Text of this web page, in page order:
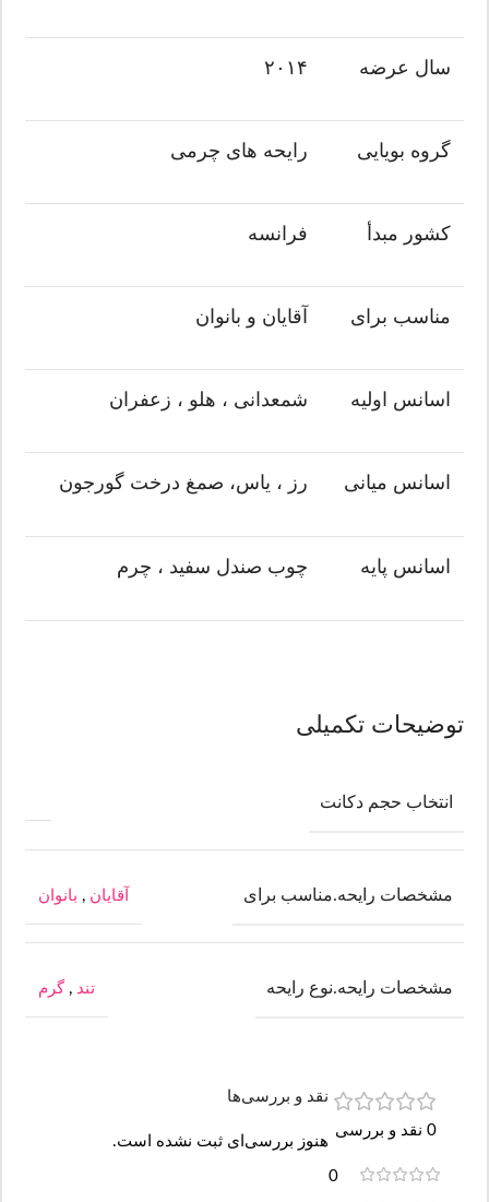
سال عرضه ۲۰۱۴
گروه بویایی رایحه های چرمی
کشور مبدأ فرانسه
مناسب برای آقایان و بانوان
اسانس اولیه شمعدانی ، هلو ، زعفران
اسانس میانی رز ، یاس، صمغ درخت گورجون
اسانس پایه چوب صندل سفید ، چرم
توضیحات تکمیلی
انتخاب حجم دکانت
مشخصات رایحه.مناسب برای آقایان , بانوان
مشخصات رایحه.نوع رایحه تند , گرم
0 نقد و بررسی
0
نقد و بررسی‌ها
هنوز بررسی‌ای ثبت نشده است.